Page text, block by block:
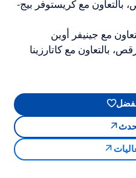
مع كريستوفر بيج-
مع جينيفر أوين
بالتعاون مع كاتارزينا